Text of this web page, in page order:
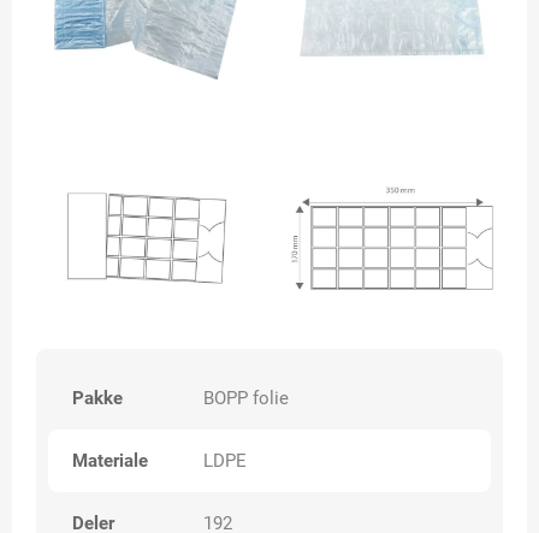
Pakke BOPP folie
Materiale LDPE
Deler 192